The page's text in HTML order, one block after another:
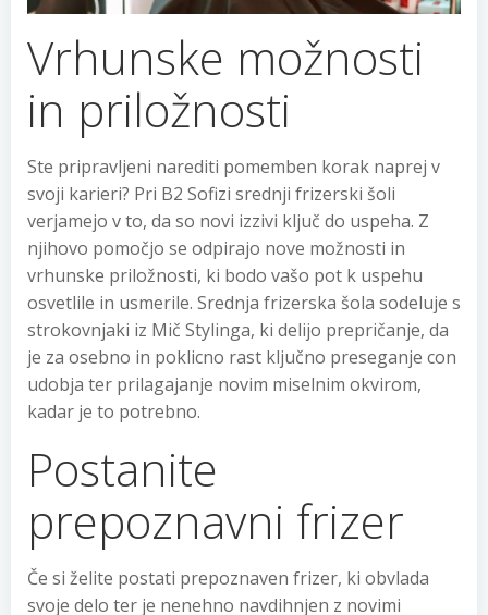
Vrhunske možnosti
in priložnosti
Ste pripravljeni narediti pomemben korak naprej v
svoji karieri? Pri B2 Sofizi srednji frizerski šoli
verjamejo v to, da so novi izzivi ključ do uspeha. Z
njihovo pomočjo se odpirajo nove možnosti in
vrhunske priložnosti, ki bodo vašo pot k uspehu
osvetlile in usmerile. Srednja frizerska šola sodeluje s
strokovnjaki iz Mič Stylinga, ki delijo prepričanje, da
je za osebno in poklicno rast ključno preseganje con
udobja ter prilagajanje novim miselnim okvirom,
kadar je to potrebno.
Postanite
prepoznavni frizer
Če si želite postati prepoznaven frizer, ki obvlada
svoje delo ter je nenehno navdihnjen z novimi